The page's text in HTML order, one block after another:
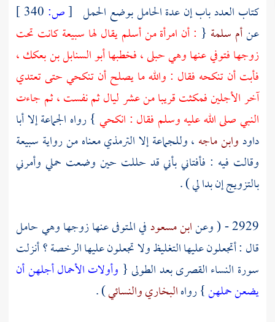
كتاب العدد باب إن عدة الحامل بوضع الحمل [ص:
عنأم سلمة { : أن امرأة منأسلميقال لها سبيعةكانت تحت
زوجها فتوفي عنها وهي حبلى ، فخطبهاأبو السنابل بن بعكك،
فأبت أن تنكحه فقال : والله ما يصلح أن تنكحي حتى تعتدي
آخر الأجلين فمكثت قريبا من عشر ليال ثم نفست ، ثم جاءت
النبي صلى الله عليه وسلم فقال : انكحي } رواه الجماعة إلاأبا
داودوابن ماجه ، وللجماعة إلاالترمذيمعناه من رواية سبيعة
وقالت فيه : فأفتاني بأني قد حللت حين وضعت حملي وأمرني
بالتزويج إن بدا لي ) .
2929 - ( وعن
ابن مسعودفي المتوفى عنها زوجها وهي حامل
قال : أتجعلون عليها التغليظ ولا تجعلون عليها الرخصة ؟ أنزلت
سورة النساء القصرى بعد الطولى { وأولات الأحمال أجلهن أن
يضعن حملهن} رواهالبخاريوالنسائي) .